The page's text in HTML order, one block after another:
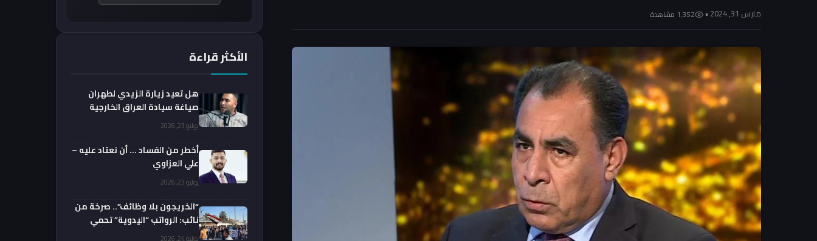
مارس 31, 2024 • 1٬352 مشاهدة
الأكثر قراءة
هل تعيد زيارة الزيدي لطهران
صياغة سيادة العراق الخارجية
فعليا؟.. باحث يوضحيوليو 23, 2026
أخطر من الفساد … أن نعتاد عليه –
علي العزاوي
يوليو 23, 2026
“الخريجون بلا وظائف”.. صرخة من
نائب: الرواتب “اليدوية” تحمي
الفضائيين!يوليو 24, 2026